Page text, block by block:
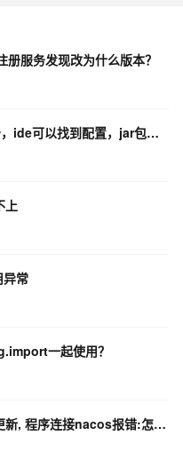
服务发现改为什么版本？
nacos作为配置中心，jar包部署服务，ide可以找到配置，jar包运行找不到，报错如下，怎么办？
上
常
一起使用？
nacos从2.0.1升级至2.4.1程序未做更新, 程序连接nacos报错:怎么解决